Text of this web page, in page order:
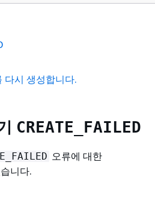
시 생성합니다.
CREATE_FAILED
오류에 대한
니다.